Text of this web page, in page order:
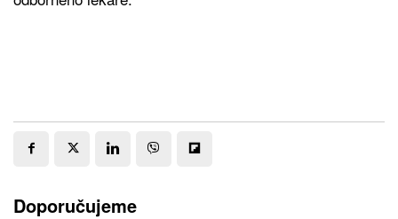
Doporučujeme